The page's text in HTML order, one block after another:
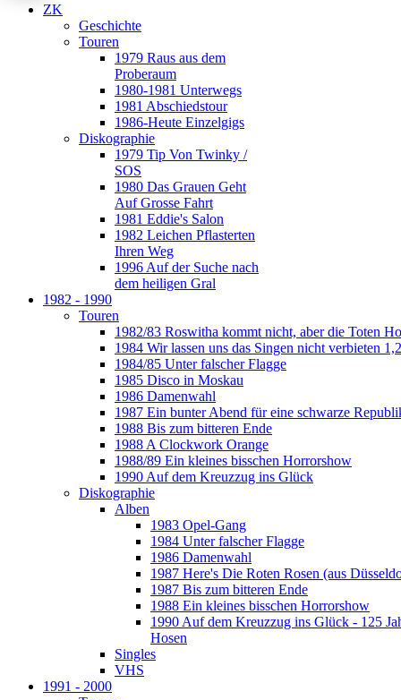
ZK
Geschichte
Touren
1979 Raus aus dem
Proberaum
1980-1981 Unterwegs
1981 Abschiedstour
1986-Heute Einzelgigs
Diskographie
1979 Tip Von Twinky /
SOS
1980 Das Grauen Geht
Auf Grosse Fahrt
1981 Eddie's Salon
1982 Leichen Pflasterten
Ihren Weg
1996 Auf der Suche nach
dem heiligen Gral
1982 - 1990
Touren
1982/83 Roswitha kommt nicht, aber die Toten
1984 Wir lassen uns das Singen nicht verbieten
1984/85 Unter falscher Flagge
1985 Disco in Moskau
1986 Damenwahl
1987 Ein bunter Abend für eine schwarze
1988 Bis zum bitteren Ende
1988 A Clockwork Orange
1988/89 Ein kleines bisschen Horrorshow
1990 Auf dem Kreuzzug ins Glück
Diskographie
Alben
1983 Opel-Gang
1984 Unter falscher Flagge
1986 Damenwahl
1987 Here's Die Roten Rosen (aus
1987 Bis zum bitteren Ende
1988 Ein kleines bisschen Horrorshow
1990 Auf dem Kreuzzug ins Glück - 125
Hosen
Singles
VHS
1991 - 2000